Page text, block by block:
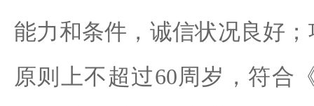
能力和条件，诚信状况良好
原则上不超过60周岁，符合